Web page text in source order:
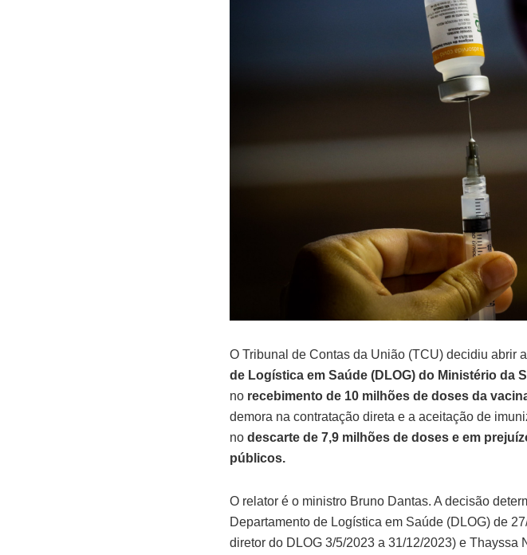
O Tribunal de Contas da União (TCU) decidiu abrir
de Logística em Saúde (DLOG) do Ministério da
no recebimento de 10 milhões de doses da
demora na contratação direta e a aceitação de
no descarte de 7,9 milhões de doses e em
públicos.
O relator é o ministro Bruno Dantas. A decisão
Departamento de Logística em Saúde (DLOG) de
diretor do DLOG 3/5/2023 a 31/12/2023) e